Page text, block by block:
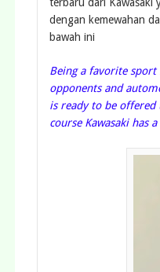
dengan kemewahan
bawah ini
Being a favorite sport
opponents and
is ready to be offered
course Kawasaki has